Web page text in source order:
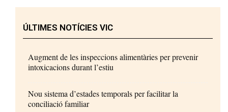
ÚLTIMES NOTÍCIES VIC
Augment de les inspeccions alimentàries per prevenir
intoxicacions durant l’estiu
Nou sistema d’estades temporals per facilitar la
conciliació familiar